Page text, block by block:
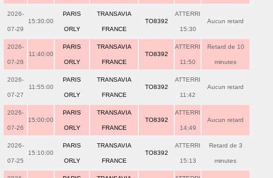
2026-
07-29
15:30:00
PARIS
ORLY
TRANSAVIA
FRANCE
TO8392
ATTERRI
15:30
Aucun retard
2026-
07-28
11:40:00
PARIS
ORLY
TRANSAVIA
FRANCE
TO8392
ATTERRI
11:50
Retard de 10
minutes
2026-
07-27
11:55:00
PARIS
ORLY
TRANSAVIA
FRANCE
TO8392
ATTERRI
11:42
Aucun retard
2026-
07-26
15:00:00
PARIS
ORLY
TRANSAVIA
FRANCE
TO8392
ATTERRI
14:49
Aucun retard
2026-
07-25
15:10:00
PARIS
ORLY
TRANSAVIA
FRANCE
TO8392
ATTERRI
15:13
Retard de 3
minutes